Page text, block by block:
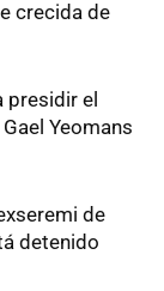
crecida de
presidir el
Yeomans
de
detenido